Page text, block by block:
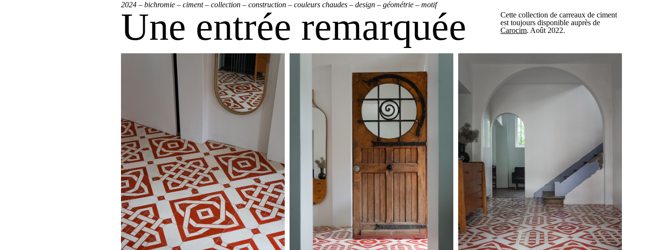
2024 – bichromie – ciment– collection – construction – couleurs chaudes – design – géométrie – motif
Une entrée remarquée
Cette collection de carreaux de ciment
est toujours disponible auprès de
Carocim. Août 2022.